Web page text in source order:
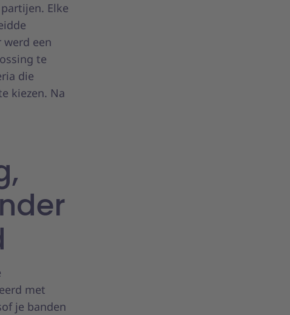
Elke
een
te
die
kiezen. Na
met
je banden